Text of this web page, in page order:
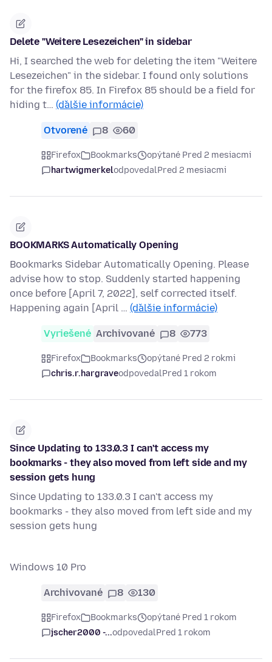
Delete "Weitere Lesezeichen" in sidebar
Hi, I searched the web for deleting the item "Weitere
Lesezeichen" in the sidebar. I found only solutions
for the firefox 85. In Firefox 85 should be a field for
hiding t… (ďalšie informácie)
Otvorené 8 60
Firefox Bookmarks
opýtané Pred 2 mesiacmi
hartwigmerkelodpovedalPred 2 mesiacmi
BOOKMARKS Automatically Opening
Bookmarks Sidebar Automatically Opening. Please
advise how to stop. Suddenly started happening
once before [April 7, 2022], self corrected itself.
Happening again [April … (ďalšie informácie)
Vyriešené Archivované 8 773
Firefox Bookmarks
opýtané Pred 2 rokmi
chris.r.hargraveodpovedalPred 1 rokom
Since Updating to 133.0.3 I can't access my
bookmarks - they also moved from left side and my
session gets hung
Since Updating to 133.0.3 I can't access my
bookmarks - they also moved from left side and my
session gets hung
Windows 10 Pro
Archivované 8 130
Firefox Bookmarks
opýtané Pred 1 rokom
jscher2000 -...odpovedalPred 1 rokom